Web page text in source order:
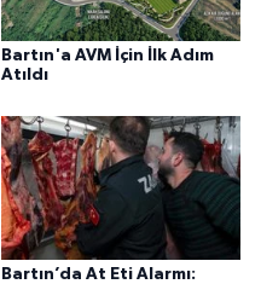
Bartın'a AVM İçin İlk Adım
Atıldı
Bartın’da At Eti Alarmı: